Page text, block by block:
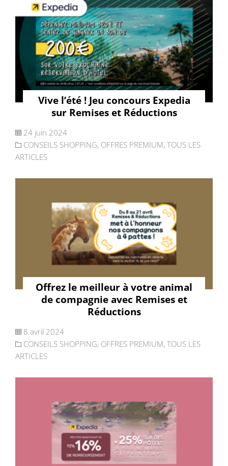
Vive l’été ! Jeu concours Expedia
sur Remises et Réductions
24 juin 2024
CONSEILS SHOPPING, OFFRES PREMIUM, TOUS LES
ARTICLES
Offrez le meilleur à votre animal
de compagnie avec Remises et
Réductions
8 avril 2024
CONSEILS SHOPPING, OFFRES PREMIUM, TOUS LES
ARTICLES